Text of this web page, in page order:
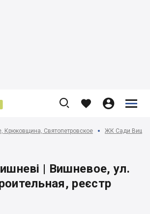
   


Крюковщина, Святопетровское ЖК Сади
| Вишневое, ул.
реєстр